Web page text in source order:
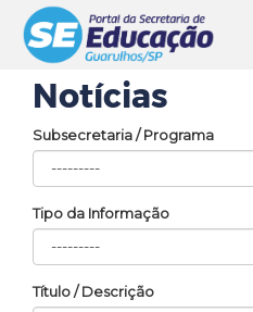
Notícias
Subsecretaria / Programa
Tipo da Informação
Título / Descrição